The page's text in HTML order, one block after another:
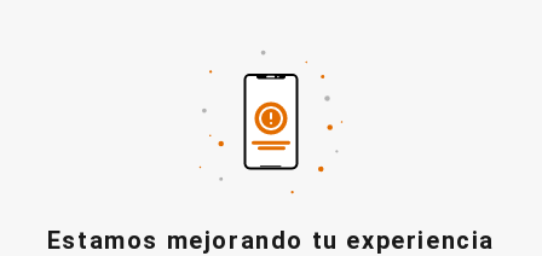
Estamos mejorando tu experiencia